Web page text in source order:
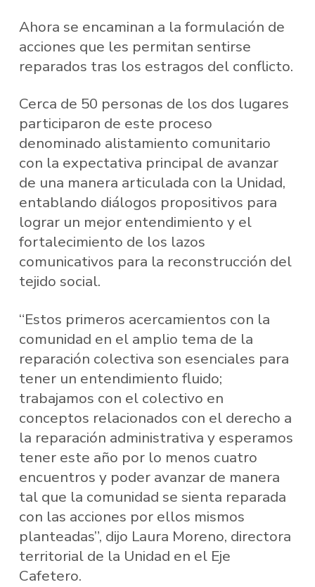
Ahora se encaminan a la formulación de
acciones que les permitan sentirse
reparados tras los estragos del conflicto.
Cerca de 50 personas de los dos lugares
participaron de este proceso
denominado alistamiento comunitario
con la expectativa principal de avanzar
de una manera articulada con la Unidad,
entablando diálogos propositivos para
lograr un mejor entendimiento y el
fortalecimiento de los lazos
comunicativos para la reconstrucción del
tejido social.
“Estos primeros acercamientos con la
comunidad en el amplio tema de la
reparación colectiva son esenciales para
tener un entendimiento fluido;
trabajamos con el colectivo en
conceptos relacionados con el derecho a
la reparación administrativa y esperamos
tener este año por lo menos cuatro
encuentros y poder avanzar de manera
tal que la comunidad se sienta reparada
con las acciones por ellos mismos
planteadas”, dijo Laura Moreno, directora
territorial de la Unidad en el Eje
Cafetero.